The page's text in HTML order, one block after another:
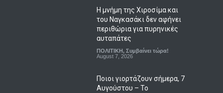
Η μνήμη της Χιροσίμα και
του Ναγκασάκι δεν αφήνει
περιθώρια για πυρηνικές
αυταπάτες
ΠΟΛΙΤΙΚΗ, Συμβαίνει τώρα!
August 7, 2026
Ποιοι γιορτάζουν σήμερα, 7
Αυγούστου – Το